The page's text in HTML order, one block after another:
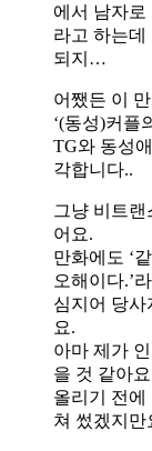
에서 남자로
라고 하는
되지…
어쨌든 이
‘(동성)커플
TG와 동성
각합니다..
그냥 비트
어요.
만화에도 ‘
오해이다.’
심지어 당사
요.
아마 제가
을 것 같아
올리기 전에
쳐 썼겠지만